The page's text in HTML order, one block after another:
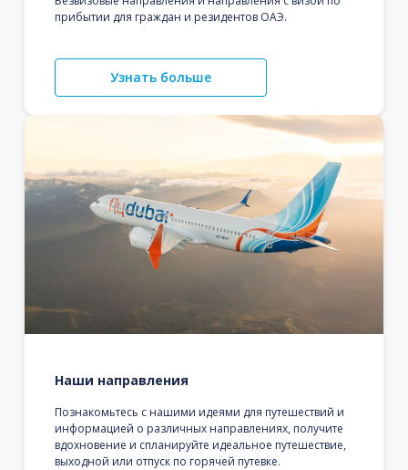
прибытии для граждан и резидентов ОАЭ.
Узнать больше
Наши направления
Познакомьтесь с нашими идеями для путешествий и
информацией о различных направлениях, получите
вдохновение и спланируйте идеальное путешествие,
выходной или отпуск по горячей путевке.